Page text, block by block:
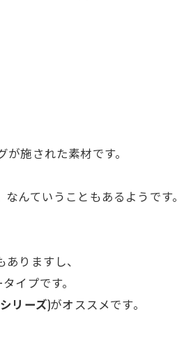
施された素材です。
んていうこともあるようです。
りますし、
イプです。
リーズ)がオススメです。